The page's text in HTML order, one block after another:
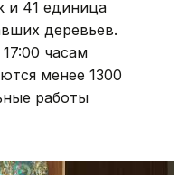
и 41 единица
деревьев.
часам
менее 1300
работы